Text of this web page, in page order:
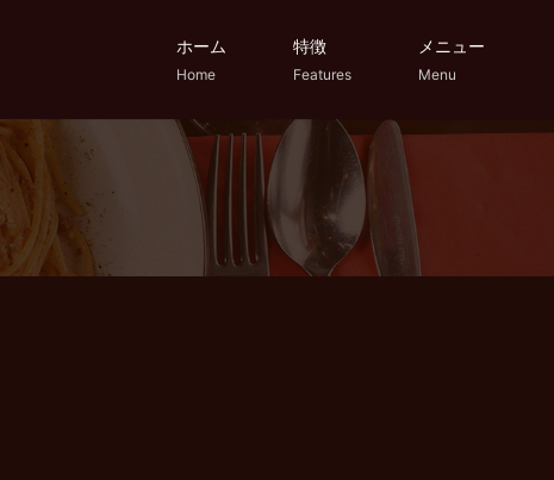
ホーム
Home
特徴
Features
メニュー
Menu